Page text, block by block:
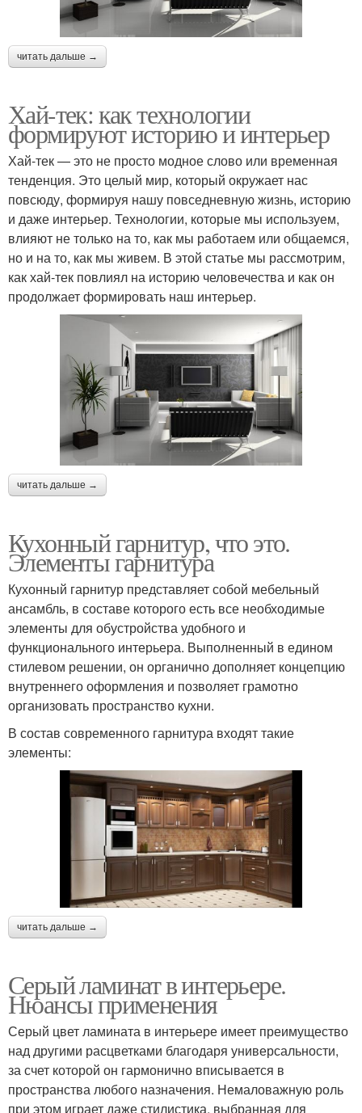
читать дальше →
Хай-тек: как технологии
формируют историю и интерьер
Хай-тек — это не просто модное слово или временная
тенденция. Это целый мир, который окружает нас
повсюду, формируя нашу повседневную жизнь, историю
и даже интерьер. Технологии, которые мы используем,
влияют не только на то, как мы работаем или общаемся,
но и на то, как мы живем. В этой статье мы рассмотрим,
как хай-тек повлиял на историю человечества и как он
продолжает формировать наш интерьер.
читать дальше →
Кухонный гарнитур, что это.
Элементы гарнитура
Кухонный гарнитур представляет собой мебельный
ансамбль, в составе которого есть все необходимые
элементы для обустройства удобного и
функционального интерьера. Выполненный в едином
стилевом решении, он органично дополняет концепцию
внутреннего оформления и позволяет грамотно
организовать пространство кухни.
В состав современного гарнитура входят такие
элементы:
читать дальше →
Серый ламинат в интерьере.
Нюансы применения
Серый цвет ламината в интерьере имеет преимущество
над другими расцветками благодаря универсальности,
за счет которой он гармонично вписывается в
пространства любого назначения. Немаловажную роль
при этом играет даже стилистика, выбранная для